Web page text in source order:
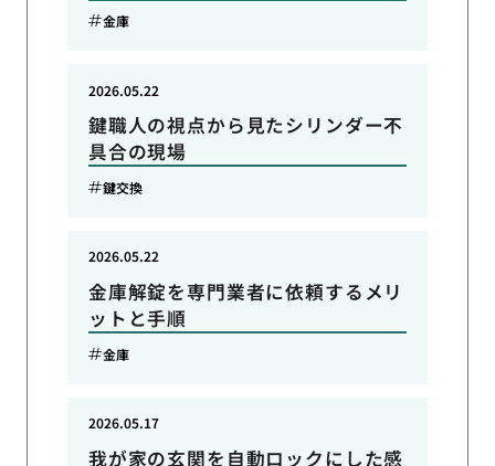
金庫
鍵職人の視点から見たシリンダー不
具合の現場
2026.05.22
鍵交換
金庫解錠を専門業者に依頼するメリ
ットと手順
2026.05.22
金庫
我が家の玄関を自動ロックにした感
2026.05.17